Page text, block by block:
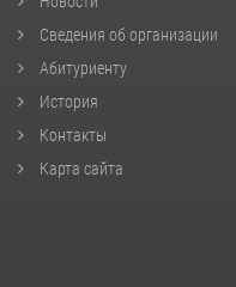
Сведения об организации
Абитуриенту
История
Контакты
Карта сайта